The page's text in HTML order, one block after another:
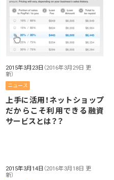
2015年3月23日 （2016年3月29日 更
新）
ニュース
上手に活用！ネットショップ
だからこそ利用できる融資
サービスとは？？
2015年3月14日 （2016年3月18日 更
新）